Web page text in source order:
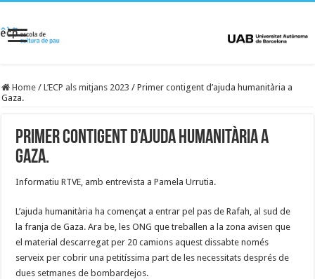
Home / L’ECP als mitjans 2023 / Primer contigent d’ajuda humanitària a
Gaza.
Primer contigent d’ajuda humanitària a
Gaza.
Informatiu RTVE, amb entrevista a Pamela Urrutia.
L’ajuda humanitària ha començat a entrar pel pas de Rafah, al sud de
la franja de Gaza. Ara be, les ONG que treballen a la zona avisen que
el material descarregat per 20 camions aquest dissabte només
serveix per cobrir una petitíssima part de les necessitats després de
dues setmanes de bombardejos.